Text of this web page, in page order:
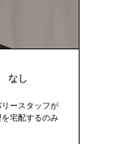
なし
ースタッフが
宅配するのみ